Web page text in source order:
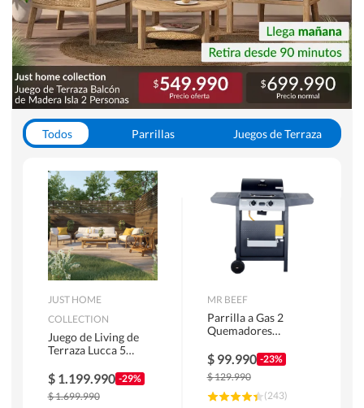
Todos Parrillas
Juegos de Terraza
JUST HOME
COLLECTION
Juego de Living de
Terraza Lucca 5
$ 1.199.990 -29%
$1.699.990
MR BEEF
Parrilla a Gas 2
Quemadores
$ 99.990 -23%
$129.990
(243)